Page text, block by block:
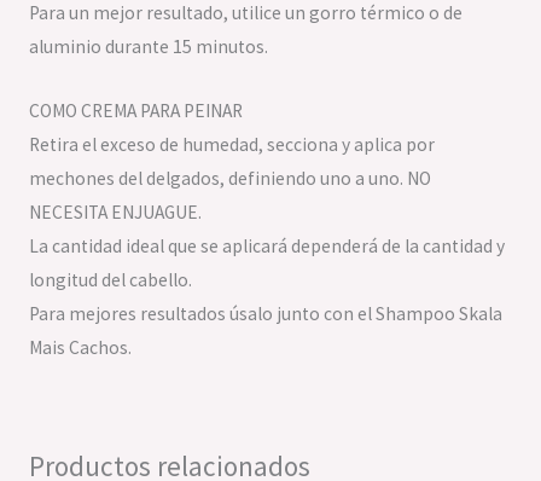
Para un mejor resultado, utilice un gorro térmico o de
aluminio durante 15 minutos.
COMO CREMA PARA PEINAR
Retira el exceso de humedad, secciona y aplica por
mechones del delgados, definiendo uno a uno. NO
NECESITA ENJUAGUE.
La cantidad ideal que se aplicará dependerá de la cantidad y
longitud del cabello.
Para mejores resultados úsalo junto con el Shampoo Skala
Mais Cachos.
Productos relacionados